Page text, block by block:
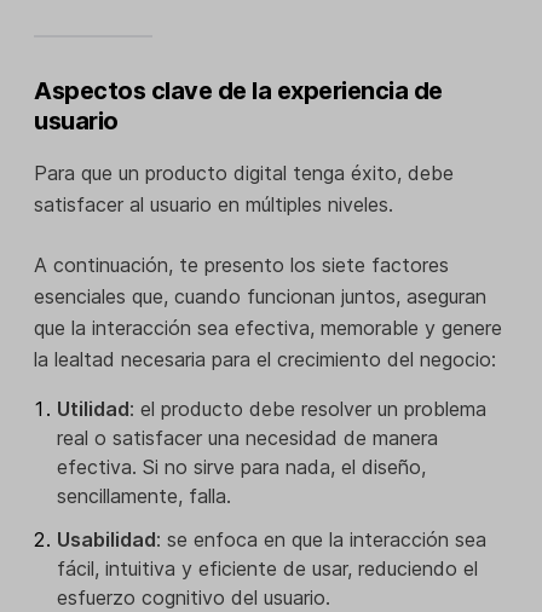
Aspectos clave de la experiencia de
usuario
Para que un producto digital tenga éxito, debe
satisfacer al usuario en múltiples niveles.
A continuación, te presento los siete factores
esenciales que, cuando funcionan juntos, aseguran
que la interacción sea efectiva, memorable y genere
la lealtad necesaria para el crecimiento del negocio:
Utilidad: el producto debe resolver un problema
real o satisfacer una necesidad de manera
efectiva. Si no sirve para nada, el diseño,
sencillamente, falla.
Usabilidad: se enfoca en que la interacción sea
fácil, intuitiva y eficiente de usar, reduciendo el
esfuerzo cognitivo del usuario.